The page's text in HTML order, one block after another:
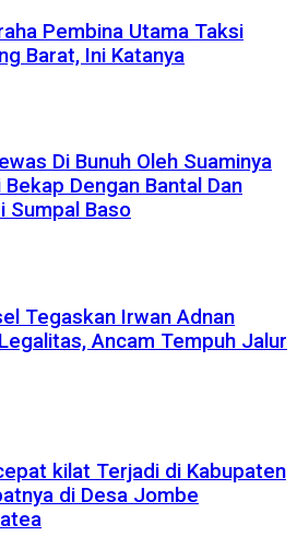
Pembina Utama Taksi
Barat, Ini Katanya
Di Bunuh Oleh Suaminya
Bekap Dengan Bantal Dan
Sumpal Baso
Tegaskan Irwan Adnan
Ancam Tempuh Jalur
kilat Terjadi di Kabupaten
di Desa Jombe